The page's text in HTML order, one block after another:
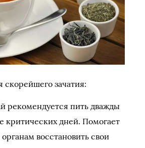
скорейшего зачатия:
рекомендуется пить дважды
критических дней. Помогает
восстановить свои